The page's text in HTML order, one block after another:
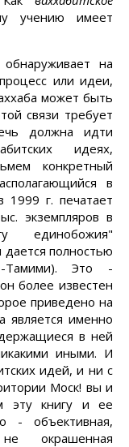
учению имеет
на
или идеи,
может быть
связи требует
должна идти
идеях,
конкретный
в
г. печатает
экземпляров в
единобожия"
полностью
Тамими). Это -
более известен
приведено на
является именно
в ней
иными. И
идей, и ни с
Моск! вы и
эту книгу и ее
- объективная,
окрашенная